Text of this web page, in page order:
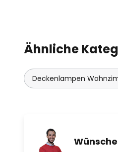
Ähnliche
Deckenlampen